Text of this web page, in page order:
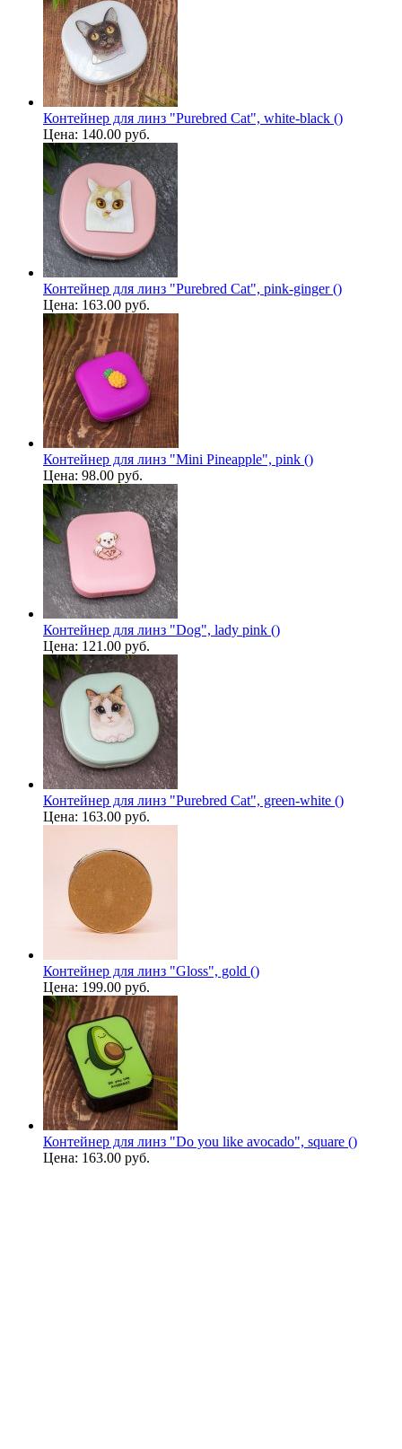
Контейнер для линз "Purebred Cat", white-black ()
Цена: 140.00 руб.
Контейнер для линз "Purebred Cat", pink-ginger ()
Цена: 163.00 руб.
Контейнер для линз "Mini Pineapple", pink ()
Цена: 98.00 руб.
Контейнер для линз "Dog", lady pink ()
Цена: 121.00 руб.
Контейнер для линз "Purebred Cat", green-white ()
Цена: 163.00 руб.
Контейнер для линз "Gloss", gold ()
Цена: 199.00 руб.
Контейнер для линз "Do you like avocado", square ()
Цена: 163.00 руб.